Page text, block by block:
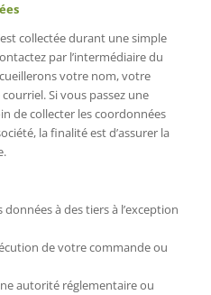
collectée durant une simple
par l’intermédiaire du
votre nom, votre
Si vous passez une
de collecter les coordonnées
la finalité est d’assurer la
à des tiers à l’exception
de votre commande ou
autorité réglementaire ou